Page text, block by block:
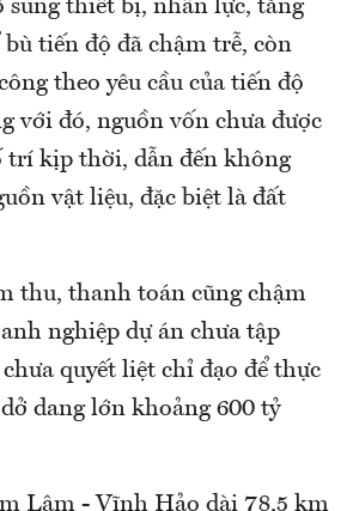
sung thiết bị, nhân lực, tăng
tiến độ đã chậm trễ, còn
theo yêu cầu của tiến độ
với đó, nguồn vốn chưa được
trí kịp thời, dẫn đến không
vật liệu, đặc biệt là đất
thu, thanh toán cũng chậm
nghiệp dự án chưa tập
quyết liệt chỉ đạo để thực
dang lớn khoảng 600 tỷ
Lâm - Vĩnh Hảo dài 78,5 km